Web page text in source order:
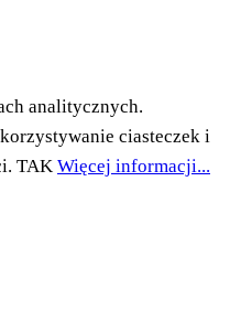
analitycznych.
ciasteczek i
TAK Więcej informacji...